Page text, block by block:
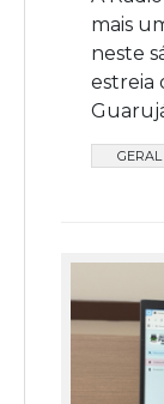
mais
neste
estreia
GERAL